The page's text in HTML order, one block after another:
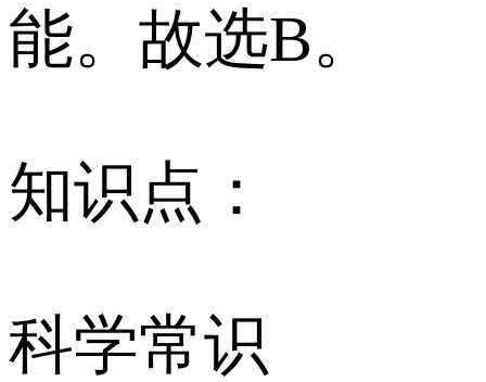
能。故选B。
知识点：
科学常识